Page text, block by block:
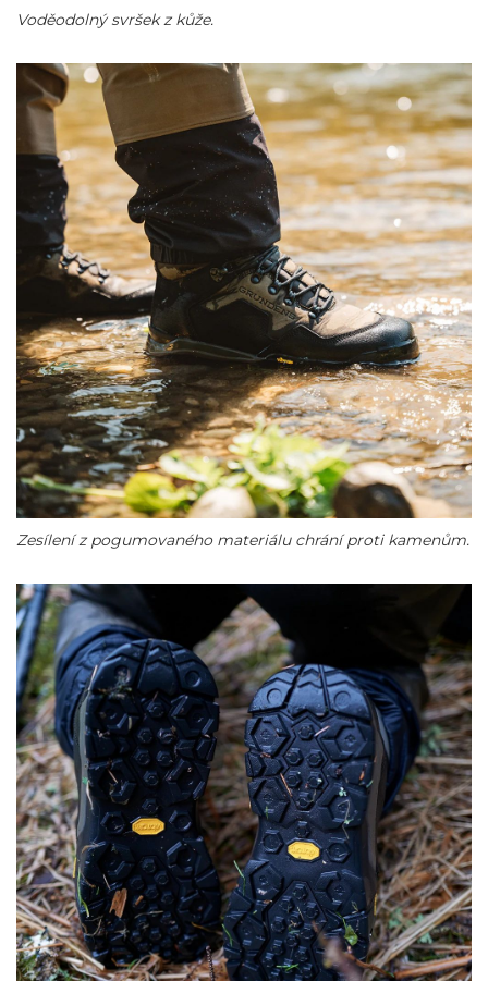
Voděodolný svršek z kůže.
Zesílení z pogumovaného materiálu chrání proti kamenům.